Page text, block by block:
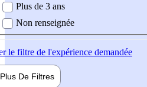
Plus de 3 ans
Non renseignée
le filtre de l'expérience demandée
Plus De Filtres